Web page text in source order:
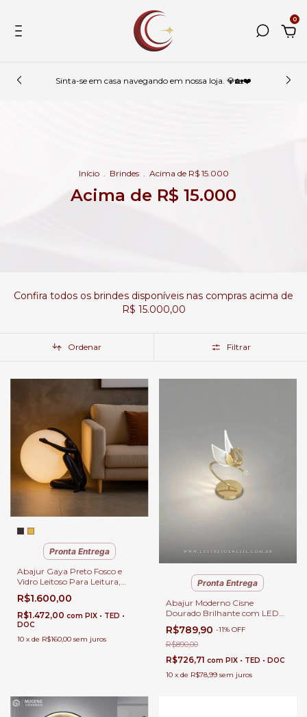
0
Sinta-se em casa navegando em nossa loja. 💎🏡❤️
Início . Brindes . Acima de R$ 15.000
Acima de R$ 15.000
Confira todos os brindes disponíveis nas compras acima de
R$ 15.000,00
Ordenar Filtrar
Pronta Entrega
Abajur Gaya Preto Fosco e
Vidro Leitoso Para Leitura,
Quartos, Escritório e
Escrivaninhas
R$1.600,00
R$1.472,00 com PIX • TED •
DOC
10 x de R$160,00 sem juros
Pronta Entrega
Abajur Moderno Cisne
Dourado Brilhante com LED
Integrado para Escritório e
Cabeceira de Cama
R$789,90 -11% OFF
R$890,00
R$726,71 com PIX • TED • DOC
10 x de R$78,99 sem juros